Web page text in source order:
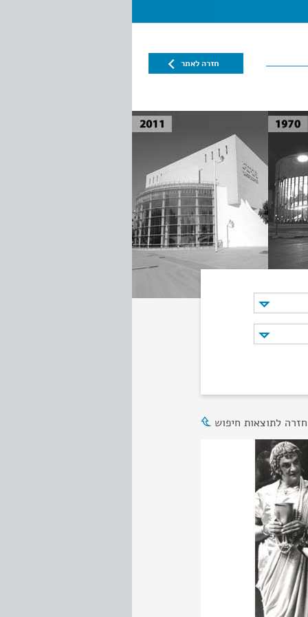
חזרה לאתר
חזרה לתוצאות חיפוש